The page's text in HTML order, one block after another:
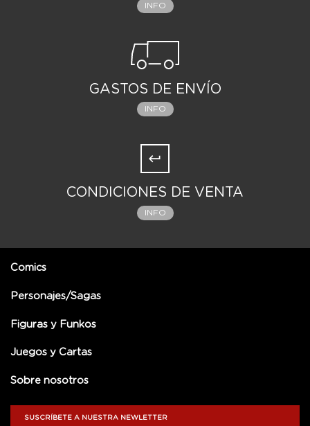
INFO
GASTOS DE ENVÍO
INFO
CONDICIONES DE VENTA
INFO
Comics
Personajes/Sagas
Figuras y Funkos
Juegos y Cartas
Sobre nosotros
SUSCRÍBETE A NUESTRA NEWLETTER